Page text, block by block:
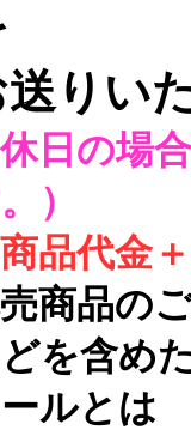
送りい
休日の場
）
商品代金
商品の
を含め
ルとは